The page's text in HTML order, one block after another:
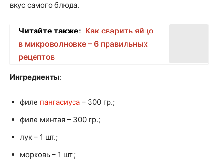
вкус самого блюда.
Читайте также: Как сварить яйцо
в микроволновке – 6 правильных
рецептов
Ингредиенты:
филе пангасиуса – 300 гр.;
филе минтая – 300 гр.;
лук – 1 шт.;
морковь – 1 шт.;